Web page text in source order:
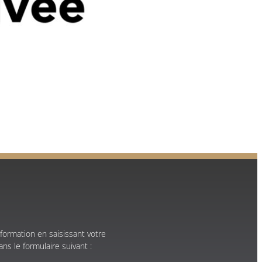
en saisissant votre
le formulaire suivant :